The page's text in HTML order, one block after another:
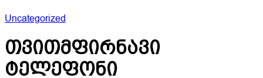
Uncategorized
თვითმფირნავი
ტელეფონი